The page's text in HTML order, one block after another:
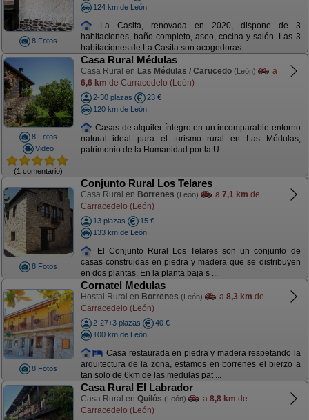
8 Fotos
124 km de León
La Casita, renovada en 2020, dispone de 3
habitaciones, baño completo, aseo, cocina y salón. Las 3
habitaciones de La Casita son acogedoras ...
8 Fotos
Video
(1 comentario)
Casa Rural Médulas
Casa Rural en Las Médulas / Carucedo (León)
a
6,6 km de Carracedelo (León)
2-30 plazas
23 €
120 km de León
Casas de alquiler íntegro en un incomparable entorno
natural ideal para el turismo rural en Las Médulas,
patrimonio de la Humanidad por la U ...
8 Fotos
Conjunto Rural Los Telares
Casa Rural en Borrenes (León) a 7,1 km de
Carracedelo (León)
13 plazas
15 €
133 km de León
El Conjunto Rural Los Telares son un conjunto de
casas construidas en piedra y madera que se distribuyen
en dos plantas. En la planta baja s ...
8 Fotos
Cornatel Medulas
Hostal Rural en Borrenes (León) a 8,3 km de
Carracedelo (León)
2-27+3 plazas
40 €
100 km de León
Casa restaurada en piedra y madera respetando la
arquitectura de la zona, estamos en borrenes el bierzo a
tan solo de 6km de las medulas pat ...
Casa Rural El Labrador
Casa Rural en Quilós (León) a 8,8 km de
Carracedelo (León)